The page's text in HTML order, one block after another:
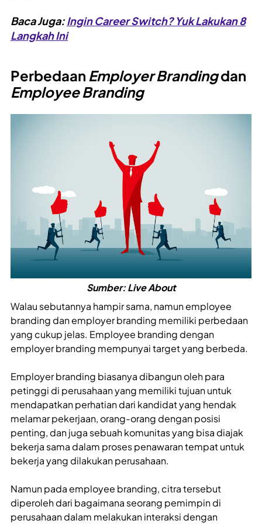
Baca Juga: Ingin Career Switch? Yuk Lakukan 8
Langkah Ini
Perbedaan Employer Brandingdan
Employee Branding
Sumber: Live About
Walau sebutannya hampir sama, namun employee
branding dan employer branding memiliki perbedaan
yang cukup jelas. Employee branding dengan
employer branding mempunyai target yang berbeda.
Employer branding biasanya dibangun oleh para
petinggi di perusahaan yang memiliki tujuan untuk
mendapatkan perhatian dari kandidat yang hendak
melamar pekerjaan, orang-orang dengan posisi
penting, dan juga sebuah komunitas yang bisa diajak
bekerja sama dalam proses penawaran tempat untuk
bekerja yang dilakukan perusahaan.
Namun pada employee branding, citra tersebut
diperoleh dari bagaimana seorang pemimpin di
perusahaan dalam melakukan interaksi dengan